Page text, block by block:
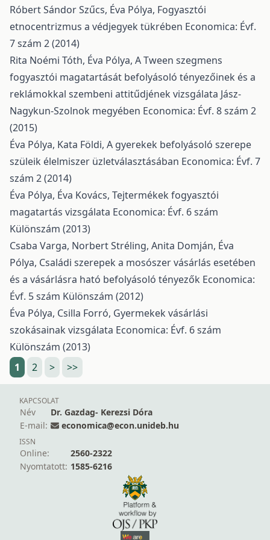
Róbert Sándor Szűcs, Éva Pólya, Fogyasztói
etnocentrizmus a védjegyek tükrében Economica: Évf.
7 szám 2 (2014)
Rita Noémi Tóth, Éva Pólya, A Tween szegmens
fogyasztói magatartását befolyásoló tényezőinek és a
reklámokkal szembeni attitűdjének vizsgálata Jász-
Nagykun-Szolnok megyében Economica: Évf. 8 szám 2
(2015)
Éva Pólya, Kata Földi, A gyerekek befolyásoló szerepe
szüleik élelmiszer üzletválasztásában Economica: Évf. 7
szám 2 (2014)
Éva Pólya, Éva Kovács, Tejtermékek fogyasztói
magatartás vizsgálata Economica: Évf. 6 szám
Különszám (2013)
Csaba Varga, Norbert Stréling, Anita Domján, Éva
Pólya, Családi szerepek a mosószer vásárlás esetében
és a vásárlásra ható befolyásoló tényezők Economica:
Évf. 5 szám Különszám (2012)
Éva Pólya, Csilla Forró, Gyermekek vásárlási
szokásainak vizsgálata Economica: Évf. 6 szám
Különszám (2013)
1
2 > >>
KAPCSOLAT
Név
Dr. Gazdag- Kerezsi Dóra
E-mail:
economica@econ.unideb.hu
ISSN
Online:
2560-2322
Nyomtatott: 1585-6216